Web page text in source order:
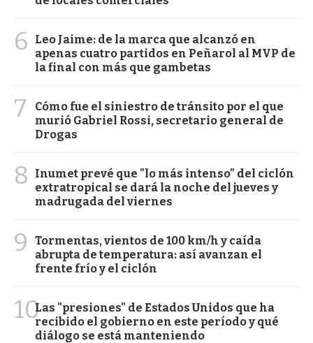
6
Leo Jaime: de la marca que alcanzó en
apenas cuatro partidos en Peñarol al MVP de
la final con más que gambetas
7
Cómo fue el siniestro de tránsito por el que
murió Gabriel Rossi, secretario general de
Drogas
8
Inumet prevé que "lo más intenso" del ciclón
extratropical se dará la noche del jueves y
madrugada del viernes
9
Tormentas, vientos de 100 km/h y caída
abrupta de temperatura: así avanzan el
frente frío y el ciclón
10Las "presiones" de Estados Unidos que ha
recibido el gobierno en este período y qué
diálogo se está manteniendo